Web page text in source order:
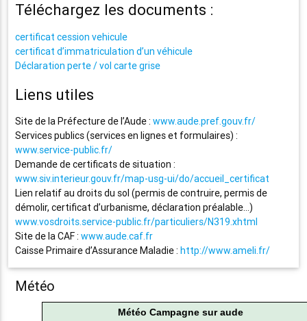
Téléchargez les documents :
certificat cession vehicule
certificat d’immatriculation d’un véhicule
Déclaration perte / vol carte grise
Liens utiles
Site de la Préfecture de l’Aude :www.aude.pref.gouv.fr/
Services publics (services en lignes et formulaires) :
www.service-public.fr/
Demande de certificats de situation :
www.siv.interieur.gouv.fr/map-usg-ui/do/accueil_certificat
Lien relatif au droits du sol (permis de contruire, permis de
démolir, certificat d’urbanisme, déclaration préalable…)
www.vosdroits.service-public.fr/particuliers/N319.xhtml
Site de la CAF :www.aude.caf.fr
Caisse Primaire d’Assurance Maladie : http://www.ameli.fr/
Météo
Météo Campagne sur aude